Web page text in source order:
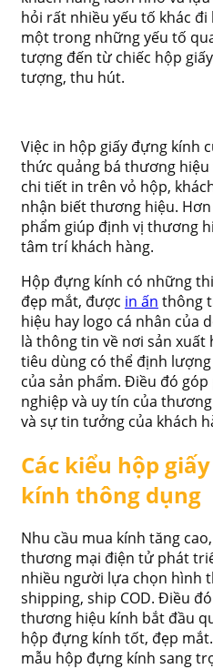
hỏi rất nhiều yếu tố khác đi
một trong những yếu tố
tượng đến từ chiếc hộp
tượng, thu hút.
Việc in hộp giấy đựng kính
thức quảng bá thương
chi tiết in trên vỏ hộp,
nhận biết thương hiệu.
phẩm giúp định vị thương
tâm trí khách hàng.
Hộp đựng kính có những
đẹp mắt, được in ấn thông
hiệu hay logo cá nhân của
là thông tin về nơi sản
tiêu dùng có thể định
của sản phẩm. Điều đó
nghiệp và uy tín của
và sự tin tưởng của khách
Các kiểu hộp
kính thông dụng
Nhu cầu mua kính tăng
thương mại điện tử phát
nhiều người lựa chọn hình
shipping, ship COD. Điều
thương hiệu kính bắt đầu
hộp đựng kính tốt, đẹp
mẫu hộp đựng kính sang